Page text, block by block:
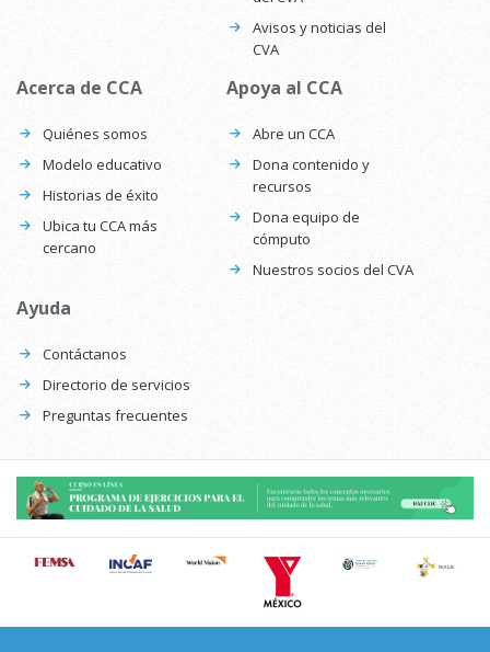
Avisos y noticias del
CVA
Acerca de CCA
Quiénes somos
Modelo educativo
Historias de éxito
Ubica tu CCA más
cercano
Apoya al CCA
Abre un CCA
Dona contenido y
recursos
Dona equipo de
cómputo
Nuestros socios del CVA
Ayuda
Contáctanos
Directorio de servicios
Preguntas frecuentes